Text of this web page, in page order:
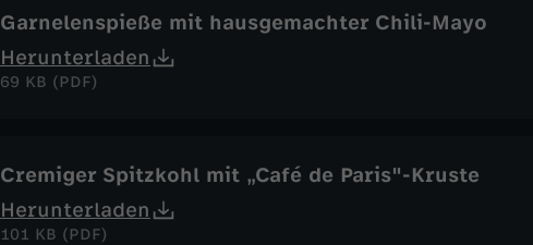
Garnelenspieße mit hausgemachter Chili-Mayo
Herunterladen
69 KB (PDF)
Cremiger Spitzkohl mit „Café de Paris"-Kruste
Herunterladen
101 KB (PDF)